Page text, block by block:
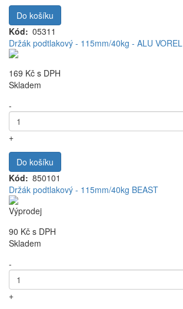
Do košíku
Kód
05311
Držák podtlakový - 115mm/40kg - ALU VOREL
169 Kč s DPH
Skladem
-
+
Do košíku
Kód
850101
Držák podtlakový - 115mm/40kg BEAST
Výprodej
90 Kč s DPH
Skladem
-
+